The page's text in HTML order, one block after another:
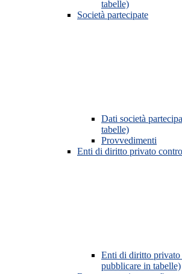
tabelle)
Società partecipate
Dati società
tabelle)
Provvedimenti
Enti di diritto privato
Enti di diritto privato
pubblicare in tabelle)